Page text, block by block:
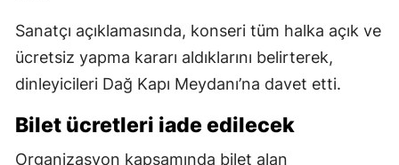
Sanatçı açıklamasında, konseri tüm halka açık ve
ücretsiz yapma kararı aldıklarını belirterek,
dinleyicileri Dağ Kapı Meydanı’na davet etti.
Bilet ücretleri iade edilecek
Organizasyon kapsamında bilet alan